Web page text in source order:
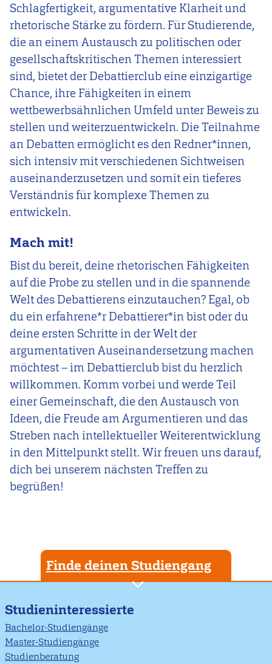
Schlagfertigkeit, argumentative Klarheit und
rhetorische Stärke zu fördern. Für Studierende,
die an einem Austausch zu politischen oder
gesellschaftskritischen Themen interessiert
sind, bietet der Debattierclub eine einzigartige
Chance, ihre Fähigkeiten in einem
wettbewerbsähnlichen Umfeld unter Beweis zu
stellen und weiterzuentwickeln. Die Teilnahme
an Debatten ermöglicht es den Redner*innen,
sich intensiv mit verschiedenen Sichtweisen
auseinanderzusetzen und somit ein tieferes
Verständnis für komplexe Themen zu
entwickeln.
Mach mit!
Bist du bereit, deine rhetorischen Fähigkeiten
auf die Probe zu stellen und in die spannende
Welt des Debattierens einzutauchen? Egal, ob
du ein erfahrene*r Debattierer*in bist oder du
deine ersten Schritte in der Welt der
argumentativen Auseinandersetzung machen
möchtest – im Debattierclub bist du herzlich
willkommen. Komm vorbei und werde Teil
einer Gemeinschaft, die den Austausch von
Ideen, die Freude am Argumentieren und das
Streben nach intellektueller Weiterentwicklung
in den Mittelpunkt stellt. Wir freuen uns darauf,
dich bei unserem nächsten Treffen zu
begrüßen!
Finde deinen Studiengang
Studieninteressierte
Bachelor-Studiengänge
Master-Studiengänge
Studienberatung